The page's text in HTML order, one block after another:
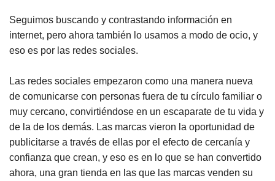
Seguimos buscando y contrastando información en
internet, pero ahora también lo usamos a modo de ocio, y
eso es por las redes sociales.
Las redes sociales empezaron como una manera nueva
de comunicarse con personas fuera de tu círculo familiar o
muy cercano, convirtiéndose en un escaparate de tu vida y
de la de los demás. Las marcas vieron la oportunidad de
publicitarse a través de ellas por el efecto de cercanía y
confianza que crean, y eso es en lo que se han convertido
ahora, una gran tienda en las que las marcas venden su